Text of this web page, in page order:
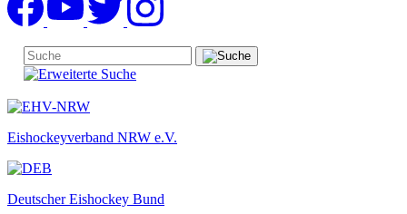
Eishockeyverband NRW e.V.
Deutscher Eishockey Bund